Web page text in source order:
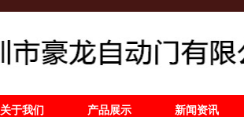
关于我们 产品展示 新闻资讯